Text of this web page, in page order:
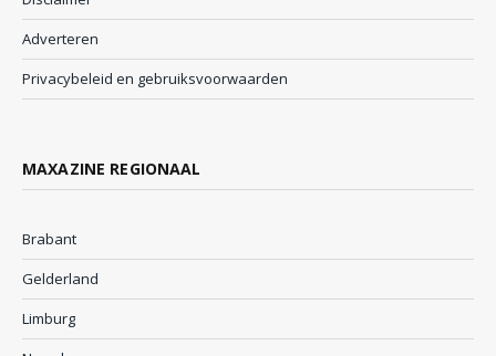
Adverteren
Privacybeleid en gebruiksvoorwaarden
MAXAZINE REGIONAAL
Brabant
Gelderland
Limburg